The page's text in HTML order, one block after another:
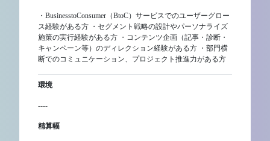
・BusinesstoConsumer（BtoC）サービスでのユーザーグロー
ス経験がある方 ・セグメント戦略の設計やパーソナライズ
施策の実行経験がある方 ・コンテンツ企画（記事・診断・
キャンペーン等）のディレクション経験がある方 ・部門横
断でのコミュニケーション、プロジェクト推進力がある方
環境
----
精算幅